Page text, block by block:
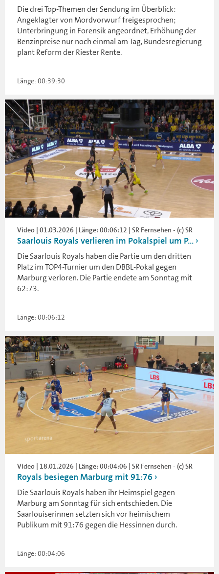
Die drei Top-Themen der Sendung im Überblick:
Angeklagter von Mordvorwurf freigesprochen;
Unterbringung in Forensik angeordnet, Erhöhung der
Benzinpreise nur noch einmal am Tag, Bundesregierung
plant Reform der Riester Rente.
Länge: 00:39:30
Video | 01.03.2026 | Länge: 00:06:12 | SR Fernsehen - (c) SR
Saarlouis Royals verlieren im Pokalspiel um P...
Die Saarlouis Royals haben die Partie um den dritten
Platz im TOP4-Turnier um den DBBL-Pokal gegen
Marburg verloren. Die Partie endete am Sonntag mit
62:73.
Länge: 00:06:12
Video | 18.01.2026 | Länge: 00:04:06 | SR Fernsehen - (c) SR
Royals besiegen Marburg mit 91:76
Die Saarlouis Royals haben ihr Heimspiel gegen
Marburg am Sonntag für sich entschieden. Die
Saarlouiserinnen setzten sich vor heimischem
Publikum mit 91:76 gegen die Hessinnen durch.
Länge: 00:04:06